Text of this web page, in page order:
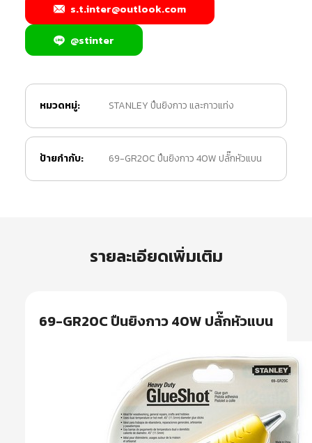
s.t.inter@outlook.com
@stinter
หมวดหมู่: STANLEY ปืนยิงกาว และกาวแท่ง
ป้ายกำกับ: 69-GR20C ปืนยิงกาว 40W ปลั๊กหัวแบน
รายละเอียดเพิ่มเติม
69-GR20C ปืนยิงกาว 40W ปลั๊กหัวแบน